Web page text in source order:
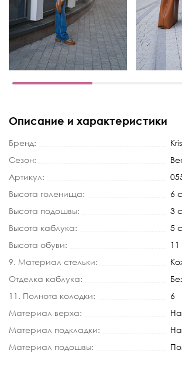
Описание и характеристики
Бренд:
Сезон:
Артикул:
Высота голенища:
6
Высота подошвы:
3
Высота каблука:
5
Высота обуви:
9. Материал стельки:
Отделка каблука:
11. Полнота колодки:
6
Материал верха:
Материал подкладки:
Материал подошвы: